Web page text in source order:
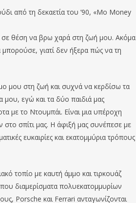
από τη δεκαετία του ’90, «Μο Money
σε θέση να βρω χαρά στη ζωή μου. Ακόμα
γιατί δεν ήξερα πώς να τη
μου στη ζωή και συχνά να κερδίσω τα
εγώ και τα δύο παιδιά μας
με το Ντουμπάι. Είναι μια υπέροχη
σπίτι μας. Η άφιξή μας συνέπεσε με
ευκαιρίες και εκατομμύρια τρόπους
τοπίο με καυτή άμμο και τιρκουάζ
διαμερίσματα πολυεκατομμυρίων
Porsche και Ferrari ανταγωνίζονται